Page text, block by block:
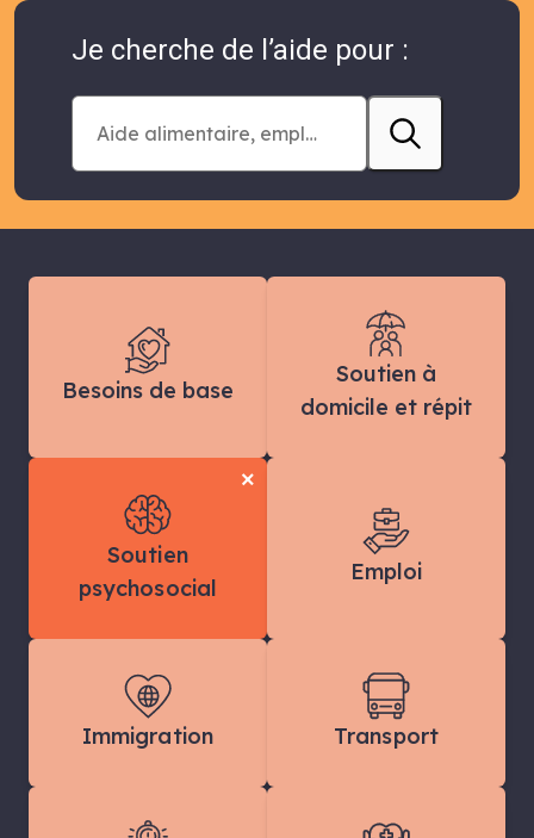
Je cherche de l’aide pour :
Besoins de base
Soutien à
domicile et répit
Soutien
psychosocial
×
Emploi
Immigration Transport